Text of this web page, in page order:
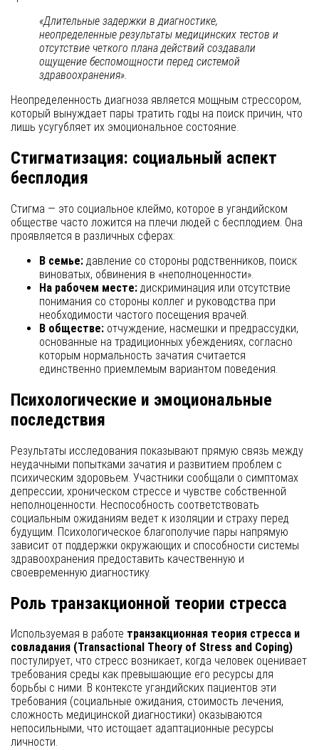
«Длительные задержки в диагностике,
неопределенные результаты медицинских тестов и
отсутствие четкого плана действий создавали
ощущение беспомощности перед системой
здравоохранения».
Неопределенность диагноза является мощным стрессором,
который вынуждает пары тратить годы на поиск причин, что
лишь усугубляет их эмоциональное состояние.
Стигматизация: социальный аспект
бесплодия
Стигма — это социальное клеймо, которое в угандийском
обществе часто ложится на плечи людей с бесплодием. Она
проявляется в различных сферах:
В семье: давление со стороны родственников, поиск
виноватых, обвинения в «неполноценности».
На рабочем месте: дискриминация или отсутствие
понимания со стороны коллег и руководства при
необходимости частого посещения врачей.
В обществе: отчуждение, насмешки и предрассудки,
основанные на традиционных убеждениях, согласно
которым нормальность зачатия считается
единственно приемлемым вариантом поведения.
Психологические и эмоциональные
последствия
Результаты исследования показывают прямую связь между
неудачными попытками зачатия и развитием проблем с
психическим здоровьем. Участники сообщали о симптомах
депрессии, хроническом стрессе и чувстве собственной
неполноценности. Неспособность соответствовать
социальным ожиданиям ведет к изоляции и страху перед
будущим. Психологическое благополучие пары напрямую
зависит от поддержки окружающих и способности системы
здравоохранения предоставить качественную и
своевременную диагностику.
Роль транзакционной теории стресса
Используемая в работе транзакционная теория стресса и
совладания (Transactional Theory of Stress and Coping)
постулирует, что стресс возникает, когда человек оценивает
требования среды как превышающие его ресурсы для
борьбы с ними. В контексте угандийских пациентов эти
требования (социальные ожидания, стоимость лечения,
сложность медицинской диагностики) оказываются
непосильными, что истощает адаптационные ресурсы
личности.